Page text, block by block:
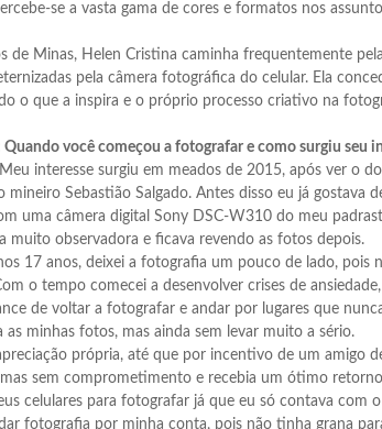
se a vasta gama de cores e formatos nos
de Minas, Helen Cristina caminha frequentemente
pela câmera fotográfica do celular. Ela
o que a inspira e o próprio processo criativo na
Quando você começou a fotografar e como surgiu seu
interesse surgiu em meados de 2015, após ver o
mineiro Sebastião Salgado. Antes disso eu já gostava
uma câmera digital Sony DSC-W310 do meu
muito observadora e ficava revendo as fotos depois.
17 anos, deixei a fotografia um pouco de lado,
o tempo comecei a desenvolver crises de
de voltar a fotografar e andar por lugares que
as minhas fotos, mas ainda sem levar muito a sério.
própria, até que por incentivo de um amigo
sem comprometimento e recebia um ótimo
celulares para fotografar já que eu só contava com
fotografia por minha conta, pois não tinha grana